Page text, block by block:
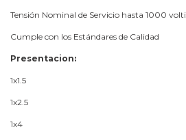
Tensión Nominal de Servicio hasta 1000
Cumple con los Estándares de Calidad
Presentacion:
1x1.5
1x2.5
1x4